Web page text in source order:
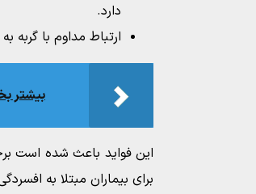
دارد.
ارتباط مداوم با
بیشتر
این فواید باعث شده است
برای بیماران مبتلا به